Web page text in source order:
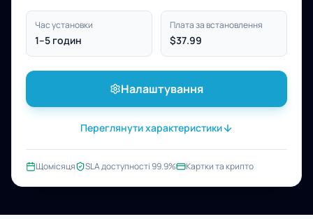
Час установки
1–5 годин
Плата за встановлення
$37.99
Налаштування
Переглянути характеристики
Щомісяця SLA доступності 99.9% Картки та крипто